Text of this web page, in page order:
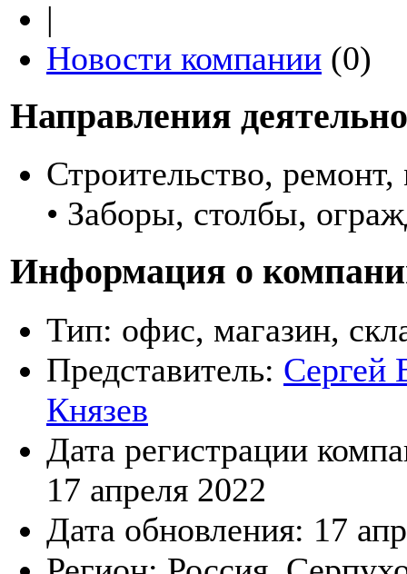
|
Новости компании (0)
Направления
Строительство,
• Заборы, столбы,
Информация о
Тип: офис, магазин,
Представитель: Сергей
Князев
Дата регистрации
17 апреля 2022
Дата обновления: 17